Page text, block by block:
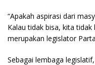
“Apakah aspirasi dari
Kalau tidak bisa, kita tidak
merupakan legislator
Sebagai lembaga